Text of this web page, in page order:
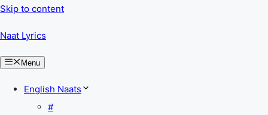
Skip to content
Naat Lyrics
Menu
English Naats
#